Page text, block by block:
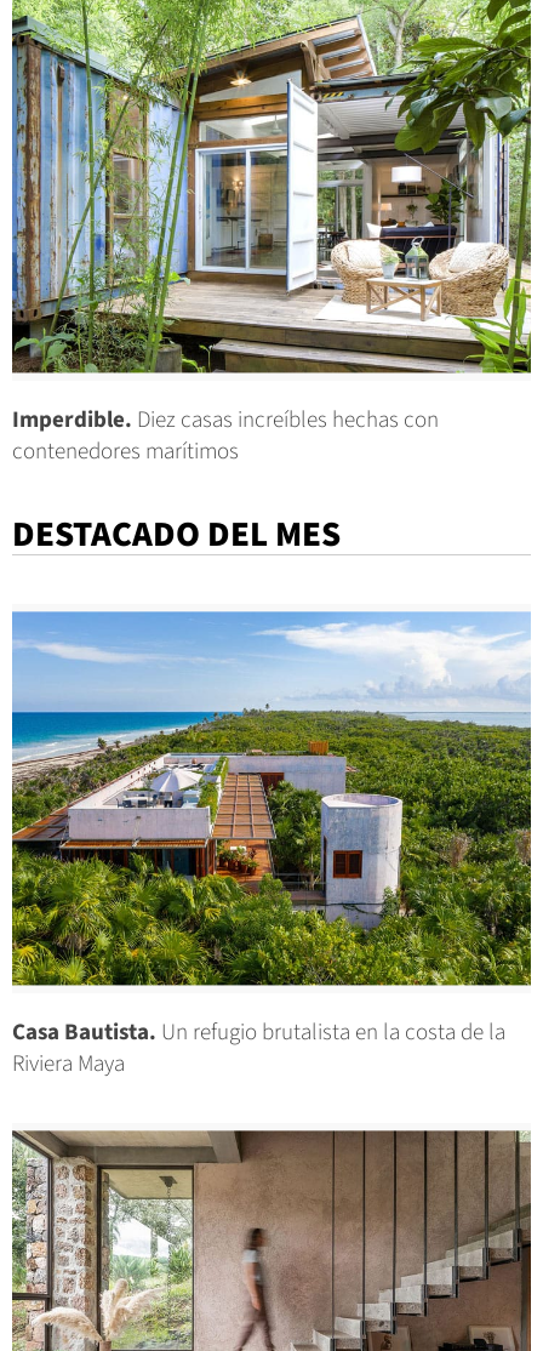
Imperdible. Diez casas increíbles hechas con
contenedores marítimos
DESTACADO DEL MES
Casa Bautista. Un refugio brutalista en la costa de la
Riviera Maya